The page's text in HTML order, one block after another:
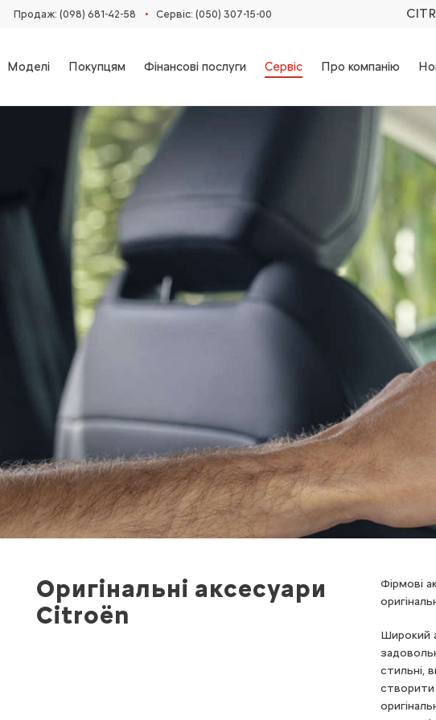
Продаж: (098) 681-42-58‬ • Сервіс: (050) 307-15-00
Моделі Покупцям Фінансові послуги Сервіс Про компанію
Оригінальні аксесуари
Citroën
Фірмові
Широкий
стильні,
створити